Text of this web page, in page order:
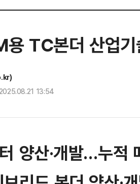
용 TC본더 산업
13:54
양산·개발…누적